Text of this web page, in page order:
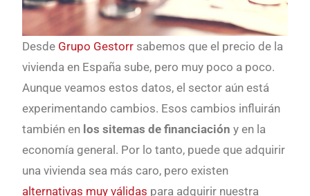
Desde Grupo Gestorr sabemos que el precio de la
vivienda en España sube, pero muy poco a poco.
Aunque veamos estos datos, el sector aún está
experimentando cambios. Esos cambios influirán
también en los sitemas de financiación y en la
economía general. Por lo tanto, puede que adquirir
una vivienda sea más caro, pero existen
alternativas muy válidas para adquirir nuestra